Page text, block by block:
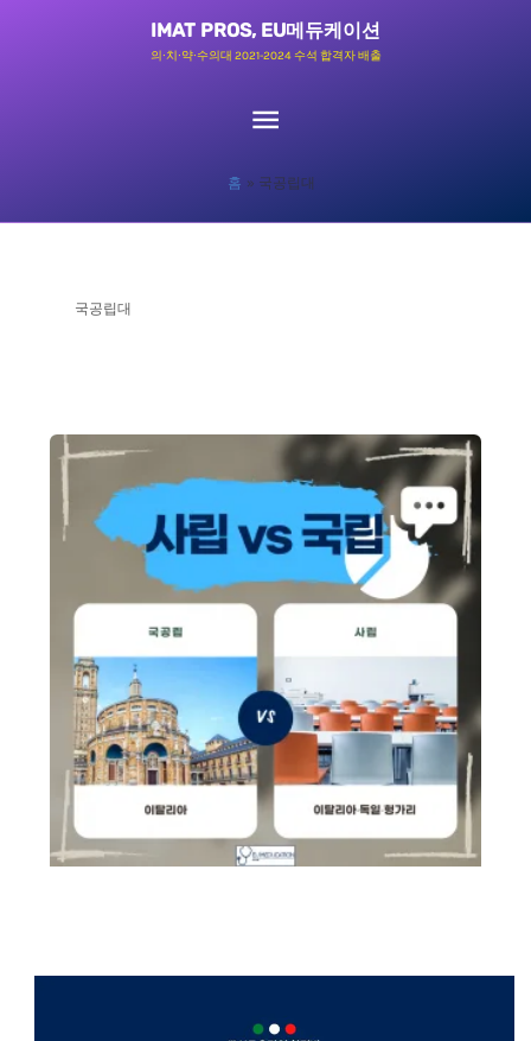
IMAT PROS, EU메듀케이션
의∙치∙약∙수의대 2021-2024 수석 합격자 배출
메
뉴
홈 국공립대
국공립대